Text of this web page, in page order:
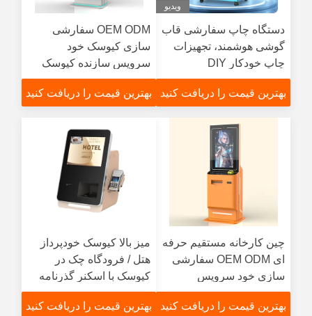
ویدیو
دستگاه چاپ سفارشی قاب
گوشی هوشمند، تجهیزات
چاپ خودکار DIY
بهترین قیمت را دریافت کنید
OEM ODM سفارشی
سازی کیوسک خود
سرویس سازنده کیوسک
چاپ کارت تبریک
بهترین قیمت را دریافت کنید
چین کارخانه مستقیم حرفه
ای OEM ODM سفارشی
سازی خود سرویس
کیوسک تولید کننده
بهترین قیمت را دریافت کنید
میز بالا کیوسک خودپرداز
هتل / فرودگاه چک در
کیوسک با اسکنر گذرنامه
کارتهای کلیدی و ترمینال
پرداخت برای هتل
بهترین قیمت را دریافت کنید